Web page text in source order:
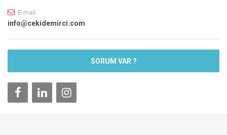
E-mail
info@cekidemirci.com
SORUM VAR ?